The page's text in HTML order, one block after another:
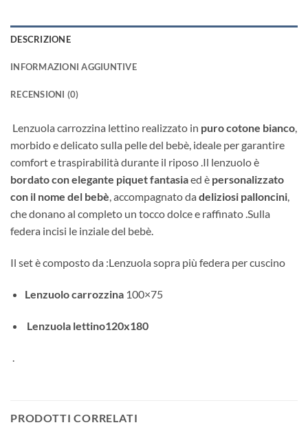
DESCRIZIONE
INFORMAZIONI AGGIUNTIVE
RECENSIONI (0)
Lenzuola carrozzina lettino realizzato in puro cotone bianco,
morbido e delicato sulla pelle del bebè, ideale per garantire
comfort e traspirabilità durante il riposo .Il lenzuolo è
bordato con elegante piquet fantasiaed è personalizzato
con il nome del bebè, accompagnato da deliziosi palloncini,
che donano al completo un tocco dolce e raffinato .Sulla
federa incisi le inziale del bebè.
Il set è composto da :Lenzuola sopra più federa per cuscino
Lenzuolo carrozzina100×75
Lenzuola lettino120x180
PRODOTTI CORRELATI